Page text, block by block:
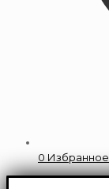
0 Избранное